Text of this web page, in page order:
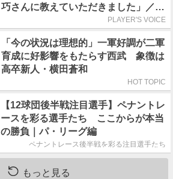
巧さんに教えていただきました」／憧
PLAYER'S VOICE
「今の状況は理想的」一軍好調が二軍
育成に好影響をもたらす西武 象徴は
高卒新人・横田蒼和
HOT TOPIC
【12球団後半戦注目選手】ペナントレ
ースを彩る選手たち ここからが本当
の勝負｜パ・リーグ編
ペナントレース後半戦を彩る注目選手たち
もっと見る